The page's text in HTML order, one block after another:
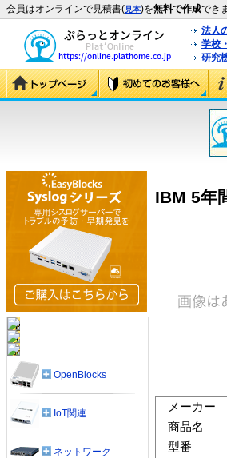
会員はオンラインで見積書(見本)を無料で作成でき
法人
学校
研究
IBM 5年
メーカー
商品名
型番
OpenBlocks
IoT関連
ネットワーク